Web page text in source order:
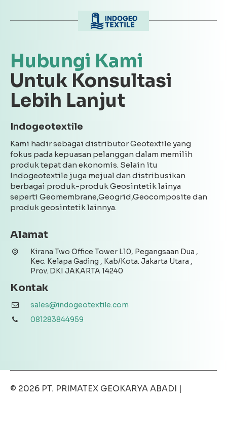
Hubungi Kami
Untuk Konsultasi
Lebih Lanjut
Indogeotextile
Kami hadir sebagai distributor Geotextile yang
fokus pada kepuasan pelanggan dalam memilih
produk tepat dan ekonomis. Selain itu
Indogeotextile juga mejual dan distribusikan
berbagai produk-produk Geosintetik lainya
seperti Geomembrane,Geogrid,Geocomposite dan
produk geosintetik lainnya.
Alamat
Kirana Two Office Tower L10, Pegangsaan Dua ,
Kec. Kelapa Gading , Kab/Kota. Jakarta Utara ,
Prov. DKI JAKARTA 14240
Kontak
sales@indogeotextile.com
081283844959
© 2026 PT. PRIMATEX GEOKARYA ABADI |